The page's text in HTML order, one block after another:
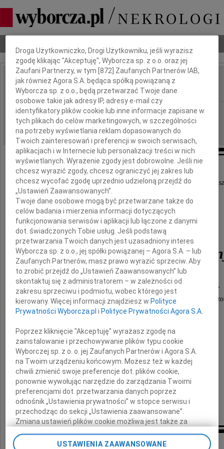
IMIĘ I NAZWISKO: Jerzy Konieczny
REGION: Katowice
DATA EMISJI: 31.07.2020
Z wielkim smutkiem przyjąłem wiadomość, że
dr hab. Jerzy
prof. Uniwersytetu Opolskiego do 2019 roku,
twórca kryminalistyki na tej Uczelni, wybitny
wymagający przełożony, dobry Kolega.
Najbliższym
składam wyrazy współczucia
Stanisław Hoc
Inne kondolencje
Dbamy o Twoją prywatność
Droga Użytkowniczko, Drogi Użytkowniku, jeśli wyrazisz
zgodę klikając "Akceptuję", Wyborcza sp. z o.o. oraz jej
Zaufani Partnerzy, w tym [872 ] Zaufanych Partnerów IAB,
jak również Agora S.A. będąca spółką powiązaną z
Wyborcza sp. z o.o., będą przetwarzać Twoje dane
osobowe takie jak adresy IP, adresy e-mail czy
identyfikatory plików cookie lub inne informacje zapisane w
tych plikach do celów marketingowych, w szczególności
na potrzeby wyświetlania reklam dopasowanych do
Twoich zainteresowań i preferencji w swoich serwisach,
aplikacjach i w Internecie lub personalizacji treści w nich
wyświetlanych. Wyrażenie zgody jest dobrowolne. Jeśli nie
chcesz wyrazić zgody, chcesz ograniczyć jej zakres lub
chcesz wycofać zgodę uprzednio udzieloną przejdź do
„Ustawień Zaawansowanych”.
Twoje dane osobowe mogą być przetwarzane także do
celów badania i mierzenia informacji dotyczących
funkcjonowania serwisów i aplikacji lub łączone z danymi
dot. świadczonych Tobie usług. Jeśli podstawą
przetwarzania Twoich danych jest uzasadniony interes
Wyborcza sp. z o.o., jej spółki powiązanej – Agora S.A. – lub
Zaufanych Partnerów, masz prawo wyrazić sprzeciw. Aby
to zrobić przejdź do „Ustawień Zaawansowanych” lub
skontaktuj się z administratorem – w zależności od
zakresu sprzeciwu i podmiotu, wobec którego jest
kierowany. Więcej informacji znajdziesz w Polityce
Prywatności Wyborcza.pl i Polityce Prywatności Agora S.A.
Poprzez kliknięcie "Akceptuję" wyrażasz zgodę na
zainstalowanie i przechowywanie plików typu cookie
Wyborczej sp. z o. o. jej Zaufanych Partnerów i Agora S.A.
na Twoim urządzeniu końcowym. Możesz też w każdej
chwili zmienić swoje preferencje dot. plików cookie,
ponownie wywołując narzędzie do zarządzania Twoimi
preferencjami dot. przetwarzania danych poprzez
odnośnik „Ustawienia prywatności” w stopce serwisu i
przechodząc do sekcji „Ustawienia zaawansowane”.
Zmiana ustawień plików cookie możliwa jest także za
USTAWIENIA ZAAWANSOWANE